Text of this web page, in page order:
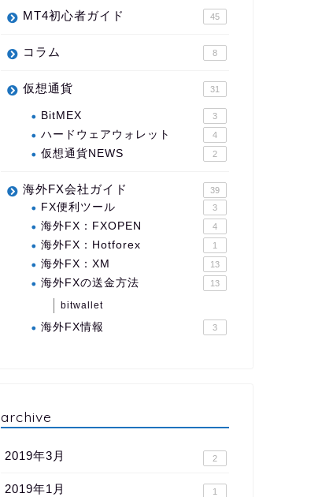
MT4初心者ガイド 45
コラム 8
仮想通貨 31
BitMEX 3
ハードウェアウォレット 4
仮想通貨NEWS 2
海外FX会社ガイド 39
FX便利ツール 3
海外FX：FXOPEN 4
海外FX：Hotforex 1
海外FX：XM 13
海外FXの送金方法 13
bitwallet
海外FX情報 3
archive
2019年3月 2
2019年1月 1